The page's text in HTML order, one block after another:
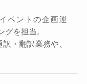
ベントの企画運
グを担当。
・翻訳業務や、